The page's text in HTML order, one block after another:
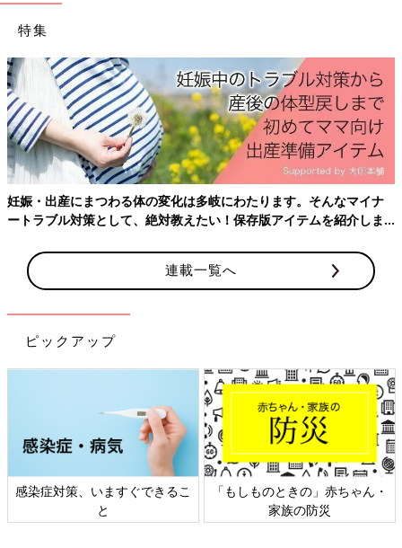
特集
妊娠・出産にまつわる体の変化は多岐にわたります。そんなマイナ
ートラブル対策として、絶対教えたい！保存版アイテムを紹介しま
連載一覧へ
ピックアップ
感染症対策、いますぐできるこ
と
「もしものときの」赤ちゃん・
家族の防災